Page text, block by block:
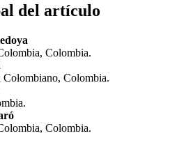
del artículo
Colombia.
Colombia.
Colombia.